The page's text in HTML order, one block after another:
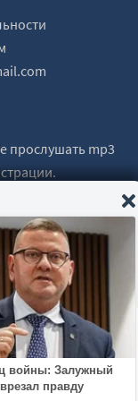
Париж на
прослушать mp3
права защищены.